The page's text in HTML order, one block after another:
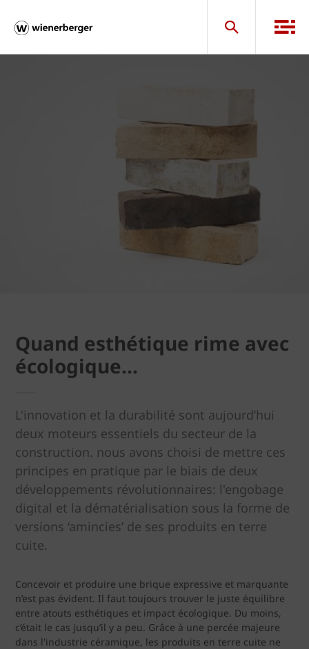
Quand esthétique rime avec
écologique...
L'innovation et la durabilité sont aujourd’hui
deux moteurs essentiels du secteur de la
construction. nous avons choisi de mettre ces
principes en pratique par le biais de deux
développements révolutionnaires: l'engobage
digital et la dématérialisation sous la forme de
versions ‘amincies’ de ses produits en terre
cuite.
Concevoir et produire une brique expressive et marquante
n’est pas évident. Il faut toujours trouver le juste équilibre
entre atouts esthétiques et impact écologique. Du moins,
c’était le cas jusqu’il y a peu. Grâce à une percée majeure
dans l'industrie céramique, les produits en terre cuite ne